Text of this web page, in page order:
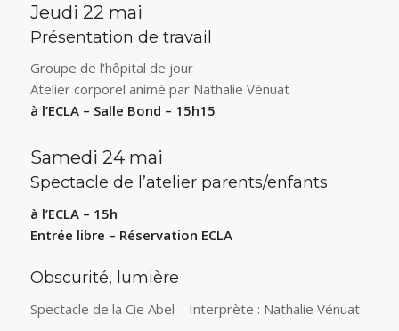
Jeudi 22 mai
Présentation de travail
Groupe de l’hôpital de jour
Atelier corporel animé par Nathalie Vénuat
à l’ECLA – Salle Bond – 15h15
Samedi 24 mai
Spectacle de l’atelier parents/enfants
à l’ECLA – 15h
Entrée libre – Réservation ECLA
Obscurité, lumière
Spectacle de la Cie Abel – Interprète : Nathalie Vénuat